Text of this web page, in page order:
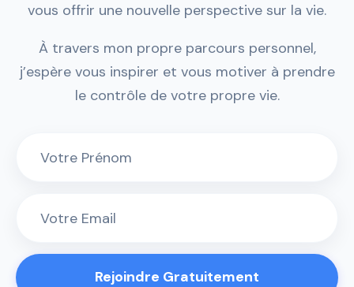
vous offrir une nouvelle perspective sur la vie.
À travers mon propre parcours personnel,
j’espère vous inspirer et vous motiver à prendre
le contrôle de votre propre vie.
Rejoindre Gratuitement